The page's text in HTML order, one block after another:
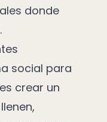
donde
social para
crear un